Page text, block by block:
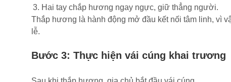
Hai tay chắp hương ngay ngực, giữ thẳng người.
Thắp hương là hành động mở đầu kết nối tâm linh, vì
lễ.
Bước 3: Thực hiện vái cúng khai trương